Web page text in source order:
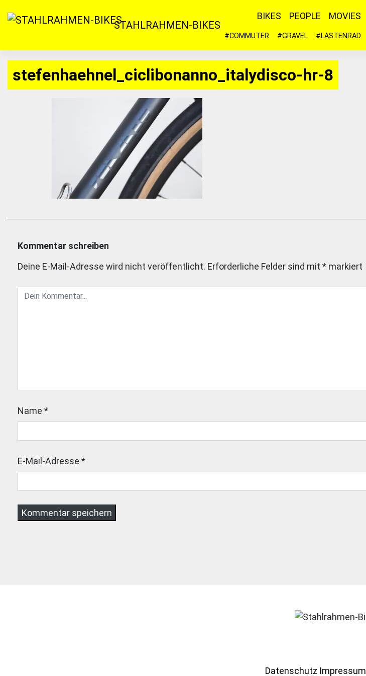
Inhalt
STAHLRAHMEN-BIKES
BIKES PEOPLE MOVIES
#COMMUTER #GRAVEL #LASTENRAD
stefenhaehnel_ciclibonanno_italydisco-hr-8
Kommentar schreiben
Deine E-Mail-Adresse wird nicht veröffentlicht. Erforderliche Felder sind mit * markiert
Name *
E-Mail-Adresse *
Datenschutz Impressum